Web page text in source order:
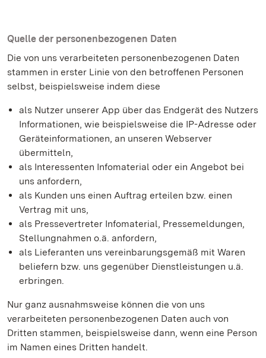
Quelle der personenbezogenen Daten
Die von uns verarbeiteten personenbezogenen Daten
stammen in erster Linie von den betroffenen Personen
selbst, beispielsweise indem diese
als Nutzer unserer App über das Endgerät des Nutzers
Informationen, wie beispielsweise die IP-Adresse oder
Geräteinformationen, an unseren Webserver
übermitteln,
als Interessenten Infomaterial oder ein Angebot bei
uns anfordern,
als Kunden uns einen Auftrag erteilen bzw. einen
Vertrag mit uns,
als Pressevertreter Infomaterial, Pressemeldungen,
Stellungnahmen o.ä. anfordern,
als Lieferanten uns vereinbarungsgemäß mit Waren
beliefern bzw. uns gegenüber Dienstleistungen u.ä.
erbringen.
Nur ganz ausnahmsweise können die von uns
verarbeiteten personenbezogenen Daten auch von
Dritten stammen, beispielsweise dann, wenn eine Person
im Namen eines Dritten handelt.